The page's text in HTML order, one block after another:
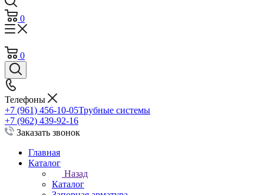
0
0
Телефоны
+7 (961) 456-10-05Трубные системы
+7 (962) 439-92-16
Заказать звонок
Главная
Каталог
Назад
Каталог